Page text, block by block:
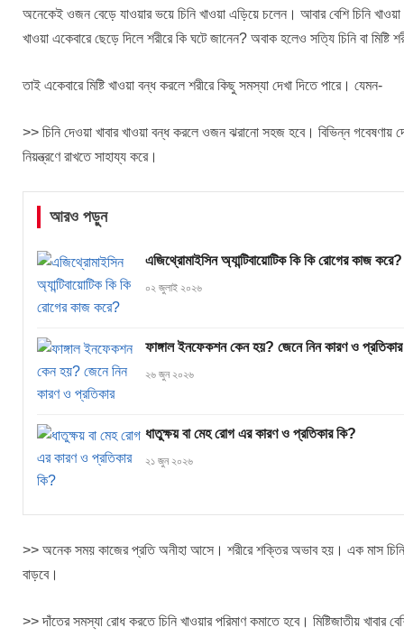
অনেকেই ওজন বেড়ে যাওয়ার ভয়ে চিনি খাওয়া এড়িয়ে চলেন। আবার বেশি চিনি খাওয়া
খাওয়া একেবারে ছেড়ে দিলে শরীরে কি ঘটে জানেন? অবাক হলেও সত্যি চিনি বা
তাই একেবারে মিষ্টি খাওয়া বন্ধ করলে শরীরে কিছু সমস্যা দেখা দিতে পারে। যেমন-
>> চিনি দেওয়া খাবার খাওয়া বন্ধ করলে ওজন ঝরানো সহজ হবে। বিভিন্ন গবেষণায়
নিয়ন্ত্রণে রাখতে সাহায্য করে।
আরও পড়ুন
এজিথ্রোমাইসিন অ্যান্টিবায়োটিক কি কি রোগের কাজ করে?
০২ জুলাই ২০২৬
ফাঙ্গাল ইনফেকশন কেন হয়? জেনে নিন কারণ ও প্রতিকার
২৬ জুন ২০২৬
ধাতুক্ষয় বা মেহ রোগ এর কারণ ও প্রতিকার কি?
২১ জুন ২০২৬
>> অনেক সময় কাজের প্রতি অনীহা আসে। শরীরে শক্তির অভাব হয়। এক মাস চিনি
বাড়বে।
>> দাঁতের সমস্যা রোধ করতে চিনি খাওয়ার পরিমাণ কমাতে হবে। মিষ্টিজাতীয় খাবার